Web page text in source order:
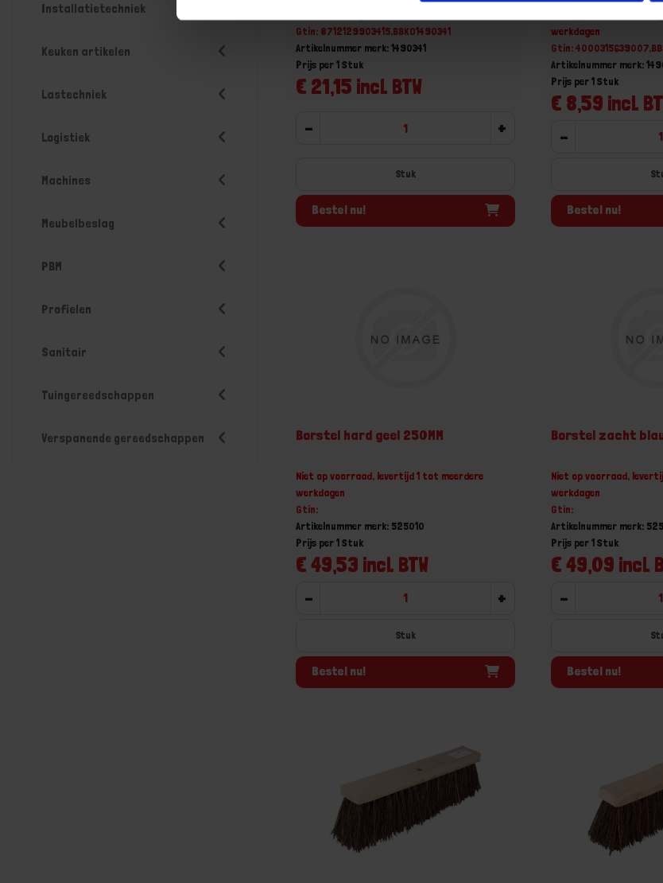
Installatietechniek
Keuken artikelen
Lastechniek
Logistiek
Machines
Meubelbeslag
PBM
Profielen
Sanitair
Tuingereedschappen
Verspanende gereedschappen
Gtin: 8712129903415,BBKO1490341
Artikelnummer merk: 1490341
€ 21,15 incl. BTW
Prijs per 1 Stuk
- +
Stuk
Bestel nu!
werkdagen
Gtin:
Artikelnummer merk:
€ 8,59 incl.
Prijs per 1 Stuk
-
Bestel nu!
Borstel hard geel 250MM
Niet op voorraad, levertijd 1 tot meerdere
werkdagen
Gtin:
Artikelnummer merk: 525010
€ 49,53 incl. BTW
Prijs per 1 Stuk
- +
Stuk
Bestel nu!
Borstel zacht
Niet op voorraad,
werkdagen
Gtin:
Artikelnummer merk:
€ 49,09 incl.
Prijs per 1 Stuk
-
Bestel nu!